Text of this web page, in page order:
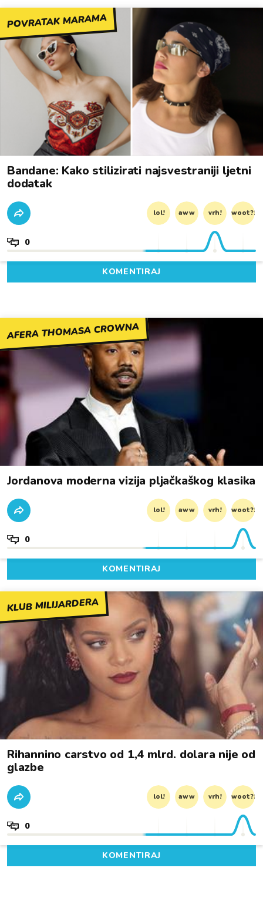
POVRATAK MARAMA
Bandane: Kako stilizirati najsvestraniji ljetni
dodatak
lol! aww vrh! woot?!
0
KOMENTIRAJ
AFERA THOMASA CROWNA
Jordanova moderna vizija pljačkaškog klasika
lol! aww vrh! woot?!
0
KOMENTIRAJ
KLUB MILIJARDERA
Rihannino carstvo od 1,4 mlrd. dolara nije od
glazbe
lol! aww vrh! woot?!
0
KOMENTIRAJ